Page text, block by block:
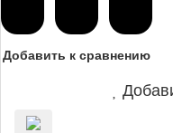
Добавить к сравнению